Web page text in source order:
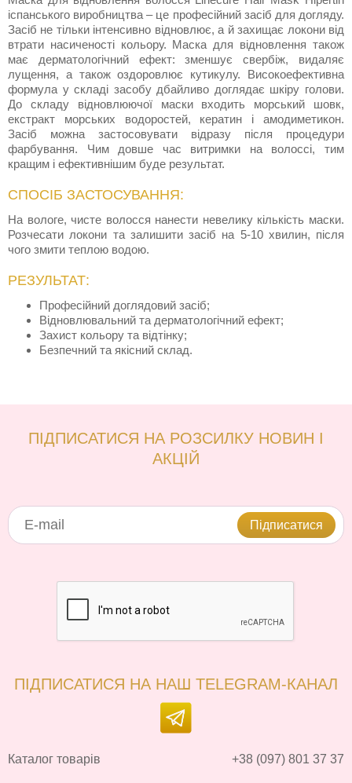
іспанського виробництва – це професійний засіб для догляду.
Засіб не тільки інтенсивно відновлює, а й захищає локони від
втрати насиченості кольору. Маска для відновлення також
має дерматологічний ефект: зменшує свербіж, видаляє
лущення, а також оздоровлює кутикулу. Високоефективна
формула у складі засобу дбайливо доглядає шкіру голови.
До складу відновлюючої маски входить морський шовк,
екстракт морських водоростей, кератин і амодиметикон.
Засіб можна застосовувати відразу після процедури
фарбування. Чим довше час витримки на волоссі, тим
кращим і ефективнішим буде результат.
СПОСІБ ЗАСТОСУВАННЯ:
На вологе, чисте волосся нанести невелику кількість маски.
Розчесати локони та залишити засіб на 5-10 хвилин, після
чого змити теплою водою.
РЕЗУЛЬТАТ:
Професійний доглядовий засіб;
Відновлювальний та дерматологічний ефект;
Захист кольору та відтінку;
Безпечний та якісний склад.
ПІДПИСАТИСЯ НА РОЗСИЛКУ НОВИН І
АКЦІЙ
Підписатися
ПІДПИСАТИСЯ НА НАШ TELEGRAM-КАНАЛ
Каталог товарів +38 (097) 801 37 37